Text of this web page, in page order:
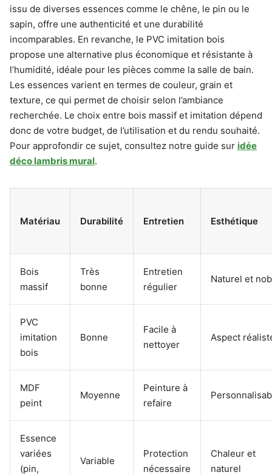
issu de diverses essences comme le chêne, le pin ou le
sapin, offre une authenticité et une durabilité
incomparables. En revanche, le PVC imitation bois
propose une alternative plus économique et résistante à
l’humidité, idéale pour les pièces comme la salle de bain.
Les essences varient en termes de couleur, grain et
texture, ce qui permet de choisir selon l’ambiance
recherchée. Le choix entre bois massif et imitation dépend
donc de votre budget, de l’utilisation et du rendu souhaité.
Pour approfondir ce sujet, consultez notre guide sur idée
déco lambris mural.
Matériau Durabilité Entretien Esthétique
Bois
massif
Très
bonne
Entretien
régulier
Naturel et
PVC
imitation
bois
Bonne
Facile à
nettoyer
Aspect
MDF
peint
Moyenne
Peinture à
refaire
Essence
variées
(pin,
Variable
Protection
nécessaire
Chaleur et
naturel